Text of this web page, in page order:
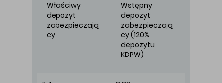
Właściwy
depozyt
zabezpieczają
cy
Wstępny
depozyt
zabezpieczają
cy (120%
depozytu
KDPW)